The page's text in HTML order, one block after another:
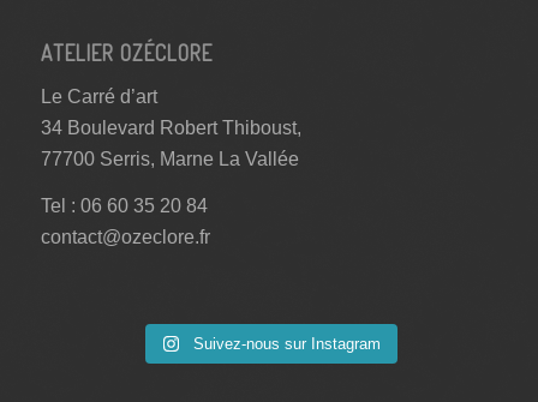
ATELIER OZÉCLORE
Le Carré d’art
34 Boulevard Robert Thiboust,
77700 Serris, Marne La Vallée
Tel : 06 60 35 20 84
contact@ozeclore.fr
Suivez-nous sur Instagram